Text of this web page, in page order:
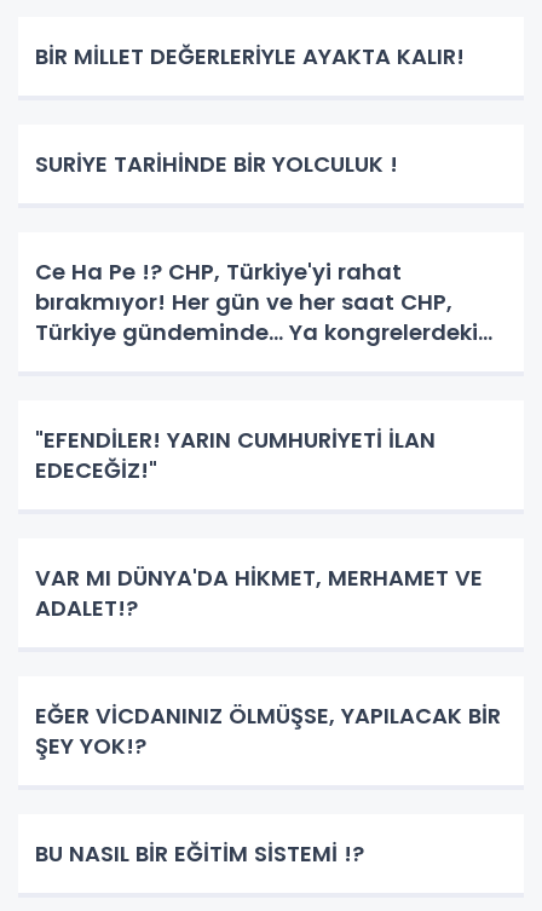
BİR MİLLET DEĞERLERİYLE AYAKTA KALIR!
SURİYE TARİHİNDE BİR YOLCULUK !
Ce Ha Pe !? CHP, Türkiye'yi rahat
bırakmıyor! Her gün ve her saat CHP,
Türkiye gündeminde... Ya kongrelerdeki
anlayışlarıyla...
"EFENDİLER! YARIN CUMHURİYETİ İLAN
EDECEĞİZ!"
VAR MI DÜNYA'DA HİKMET, MERHAMET VE
ADALET!?
EĞER VİCDANINIZ ÖLMÜŞSE, YAPILACAK BİR
ŞEY YOK!?
BU NASIL BİR EĞİTİM SİSTEMİ !?